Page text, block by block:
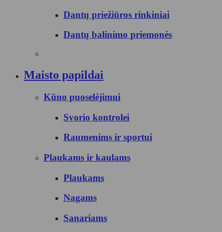
Dantų priežiūros rinkiniai
Dantų balinimo priemonės
Maisto papildai
Kūno puoselėjimui
Svorio kontrolei
Raumenims ir sportui
Plaukams ir kaulams
Plaukams
Nagams
Sanariams